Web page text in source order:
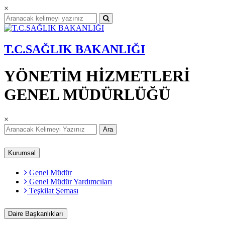
×
T.C.SAĞLIK BAKANLIĞI
YÖNETİM HİZMETLERİ
GENEL MÜDÜRLÜĞÜ
×
Ara
Kurumsal
Genel Müdür
Genel Müdür Yardımcıları
Teşkilat Şeması
Daire Başkanlıkları